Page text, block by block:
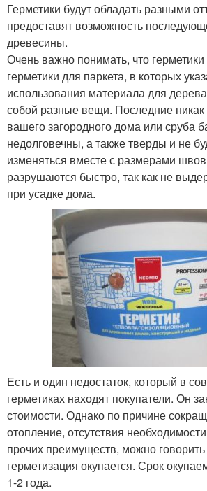
Герметики будут обладать разными
предоставят возможность
древесины.
Очень важно понимать, что
герметики для паркета, в которых
использования материала для
собой разные вещи. Последние никак
вашего загородного дома или сруба
недолговечны, а также тверды и не
изменяться вместе с размерами
разрушаются быстро, так как не
при усадке дома.
Есть и один недостаток, который в
герметиках находят покупатели. Он
стоимости. Однако по причине
отопление, отсутствия
прочих преимуществ, можно говорить
герметизация окупается. Срок
1-2 года.